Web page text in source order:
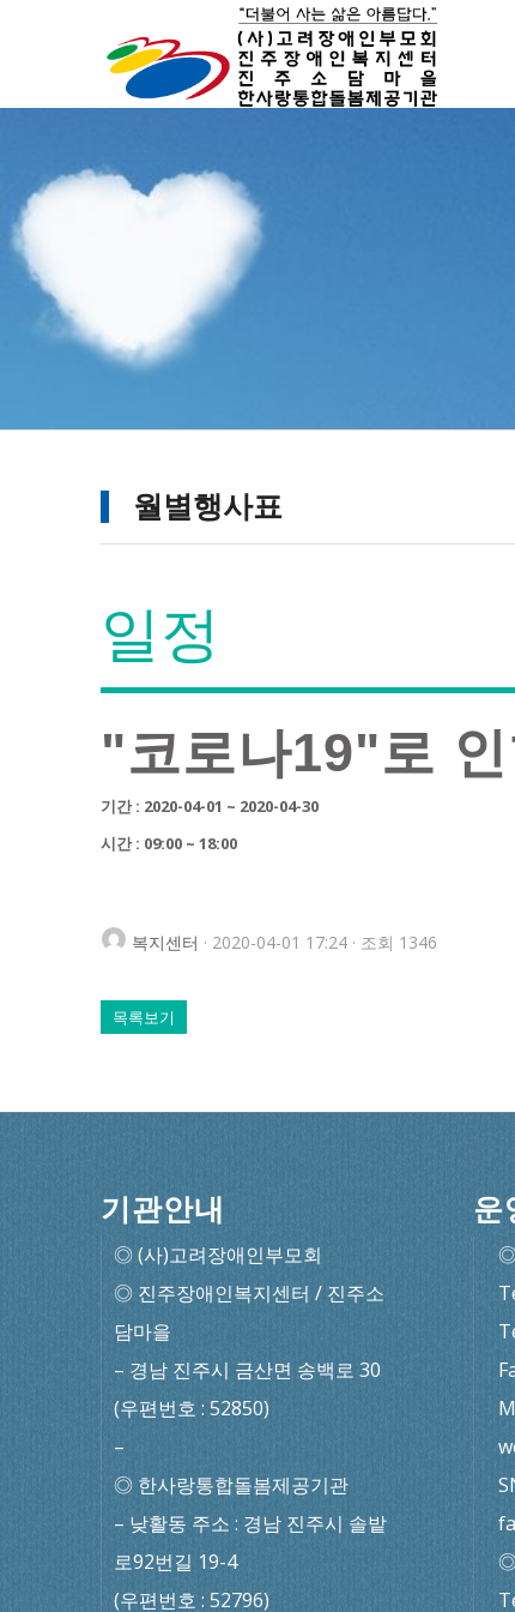
월별행사표
일정
"코로나19"로
기간 : 2020-04-01 ~ 2020-04-30
시간 : 09:00 ~ 18:00
복지센터 · 2020-04-01 17:24 · 조회 1346
목록보기
기관안내
◎ (사)고려장애인부모회
◎ 진주장애인복지센터 / 진주소
담마을
– 경남 진주시 금산면 송백로 30
(우편번호 : 52850)
–
◎ 한사랑통합돌봄제공기관
– 낮활동 주소 : 경남 진주시 솔밭
로92번길 19-4
(우편번호 : 52796)
운
◎
◎